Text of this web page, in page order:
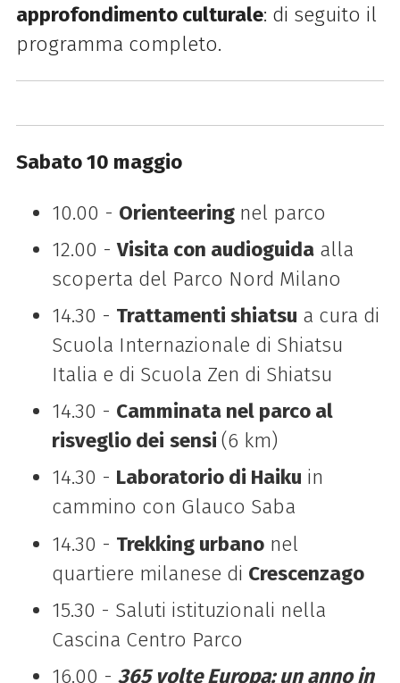
approfondimento culturale: di seguito il
programma completo.
Sabato 10 maggio
10.00 - Orienteering nel parco
12.00 -Visita con audioguidaalla
scoperta del Parco Nord Milano
14.30 - Trattamenti shiatsu a cura di
Scuola Internazionale di Shiatsu
Italia e di Scuola Zen di Shiatsu
14.30 - Camminata nel parco al
risveglio dei sensi (6 km)
14.30 - Laboratorio di Haiku in
cammino con Glauco Saba
14.30 - Trekking urbanonel
quartiere milanese di Crescenzago
15.30 - Saluti istituzionali nella
Cascina Centro Parco
16.00 - 365 volte Europa: un anno in